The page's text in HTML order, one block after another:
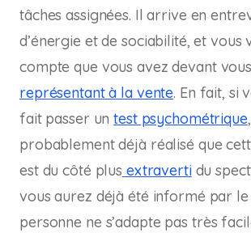
tâches assignées. Il arrive en
d’énergie et de sociabilité, et vous
compte que vous avez devant
représentant à la vente. En fait, si
fait passer untest psychométrique
probablement déjà réalisé que
est du côté plus extravertidu
vous aurez déjà été informé par
personne ne s’adapte pas très